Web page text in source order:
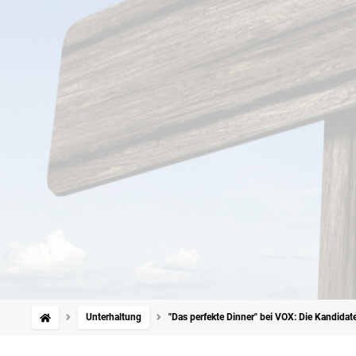
Unterhaltung "Das perfekte Dinner" bei VOX: Die